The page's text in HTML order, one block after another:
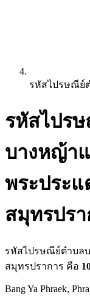
รหัสไปรษณีย์
รหัสไปร
บางหญ้า
พระประ
สมุทรปรา
รหัสไปรษณีย์ตำบล
สมุทรปราการ คือ
Bang Ya Phraek,